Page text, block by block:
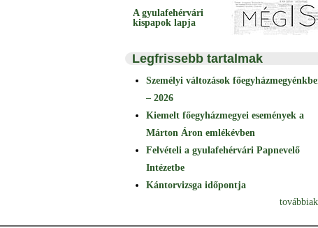
A gyulafehérvári
kispapok lapja
Legfrissebb tartalmak
Személyi változások
– 2026
Kiemelt főegyházmegyei események a
Márton Áron emlékévben
Felvételi a gyulafehérvári Papnevelő
Intézetbe
Kántorvizsga időpontja